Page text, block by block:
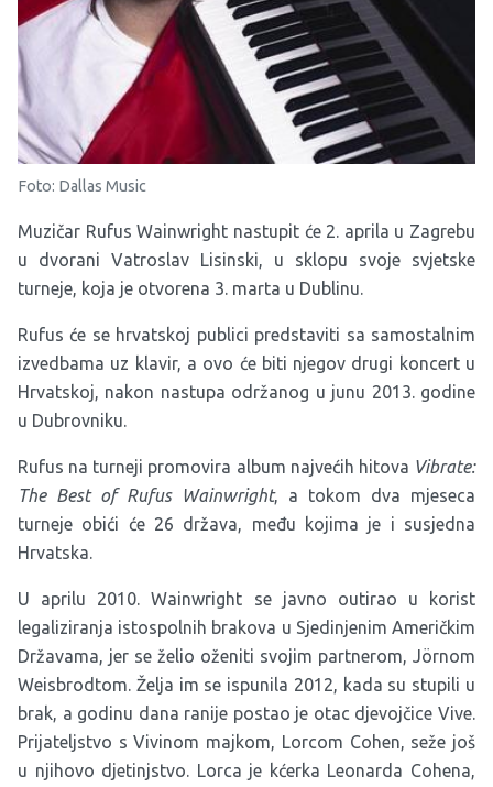
Foto: Dallas Music
Muzičar Rufus Wainwright nastupit će 2. aprila u Zagrebu
u dvorani Vatroslav Lisinski, u sklopu svoje svjetske
turneje, koja je otvorena 3. marta u Dublinu.
Rufus će se hrvatskoj publici predstaviti sa samostalnim
izvedbama uz klavir, a ovo će biti njegov drugi koncert u
Hrvatskoj, nakon nastupa održanog u junu 2013. godine
u Dubrovniku.
Rufus na turneji promovira album najvećih hitova Vibrate:
The Best of Rufus Wainwright, a tokom dva mjeseca
turneje obići će 26 država, među kojima je i susjedna
Hrvatska.
U aprilu 2010. Wainwright se javno outirao u korist
legaliziranja istospolnih brakova u Sjedinjenim Američkim
Državama, jer se želio oženiti svojim partnerom, Jörnom
Weisbrodtom. Želja im se ispunila 2012, kada su stupili u
brak, a godinu dana ranije postao je otac djevojčice Vive.
Prijateljstvo s Vivinom majkom, Lorcom Cohen, seže još
u njihovo djetinjstvo. Lorca je kćerka Leonarda Cohena,